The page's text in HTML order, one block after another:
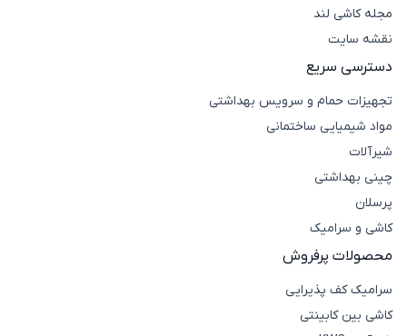
مجله کاشی لند
نقشه سایت
دسترسی سریع
تجهیزات حمام و سرویس بهداشتی
مواد شیمیایی ساختمانی
شیرآلات
چینی بهداشتی
پرسلان
کاشی و سرامیک
محصولات پرفروش
سرامیک کف پذیرایی
کاشی بین کابینتی